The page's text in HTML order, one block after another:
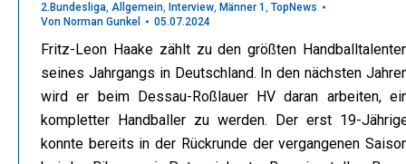
2.Bundesliga, Allgemein, Interview, Männer 1 , TopNews
Von Norman Gunkel 05.07.2024
Fritz-Leon Haake zählt zu den größten
seines Jahrgangs in Deutschland. In den nächsten
wird er beim Dessau-Roßlauer HV daran arbeiten,
kompletter Handballer zu werden. Der erst 19-
konnte bereits in der Rückrunde der vergangenen